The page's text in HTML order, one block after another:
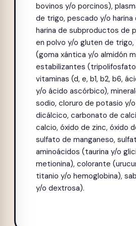
bovinos y/o porcinos),
de trigo, pescado y/o harina
harina de subproductos de
en polvo y/o gluten de
(goma xántica y/o almidón
estabilizantes
vitaminas (d, e, b1, b2, b6,
y/o ácido ascórbico),
sodio, cloruro de potasio y/
dicálcico, carbonato de
calcio, óxido de zinc, óxido
sulfato de manganeso,
aminoácidos (taurina y/o
metionina), colorante
titanio y/o hemoglobina),
y/o dextrosa).